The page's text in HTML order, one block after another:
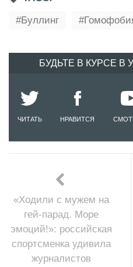
Буллинг
БУДЬТЕ В КУРСЕ
ЧИТАТЬ НРАВИТСЯ
«Ходили с мужем на
гей-парад. Море
эмоций!»: российская
спортсменка удивила
журналистов